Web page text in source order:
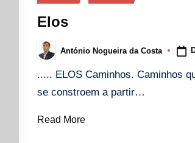
Elos
Posted
by
António Nogueira da Costa
..... ELOS Caminhos. Caminhos
se constroem a partir…
Read More